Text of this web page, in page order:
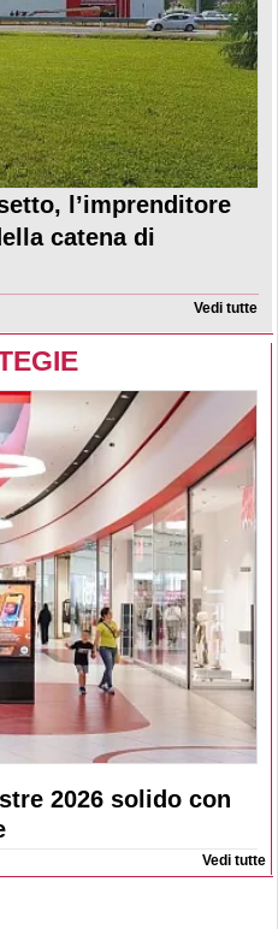
l’imprenditore
catena di
Vedi tutte
2026 solido con
Vedi tutte